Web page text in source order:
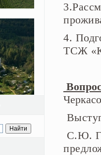
4.
ТСЖ
С.Ю.